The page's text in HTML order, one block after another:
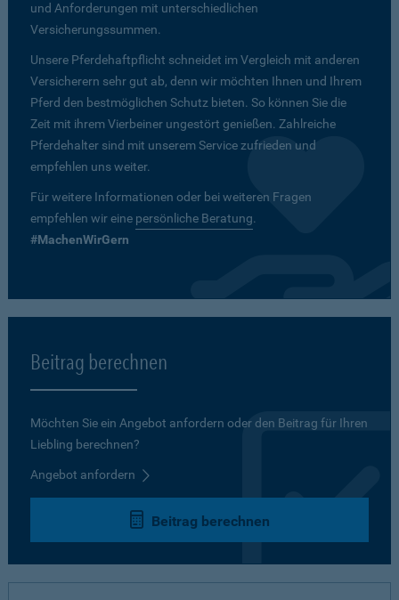
und Anforderungen mit unterschiedlichen
Versicherungssummen.
Unsere Pferdehaftpflicht schneidet im Vergleich mit anderen
Versicherern sehr gut ab, denn wir möchten Ihnen und Ihrem
Pferd den bestmöglichen Schutz bieten. So können Sie die
Zeit mit ihrem Vierbeiner ungestört genießen. Zahlreiche
Pferdehalter sind mit unserem Service zufrieden und
empfehlen uns weiter.
Für weitere Informationen oder bei weiteren Fragen
empfehlen wir eine persönliche Beratung.
#MachenWirGern
Beitrag berechnen
Möchten Sie ein Angebot anfordern oder den Beitrag für Ihren
Liebling berechnen?
Angebot anfordern
Beitrag berechnen